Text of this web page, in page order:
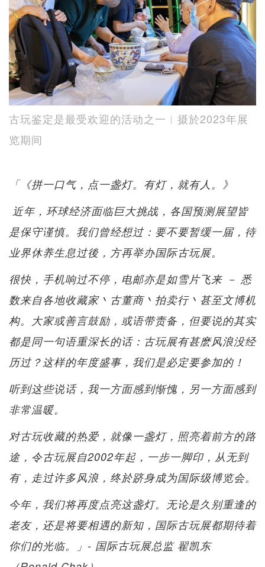
古玩鉴定是最受欢迎的活动之一︱摄於2023年展
览期间
「《拼一口气，点一盏灯。有灯，就有人。》
近年，环球经济面临巨大挑战，各国预测展望皆
是保守谨慎。我们曾经想过：要不要暂缓一届，待
业界休养生息过後，方再举办国际古玩展。
很快，手机响过不停，电邮亦是如雪片飞来 － 悉
数来自各地收藏家丶古董商丶拍卖行丶甚至文博机
构。大家或善言鼓励，或语带责备，但要说的其实
都是同一句语重深长的话：古玩展有甚麽风浪没经
历过？这样的年度盛事，我们是必定要参加的！
听到这些说话，我一方面感到惭愧，另一方面感到
非常温暖。
对古玩收藏的热爱，就像一盏灯，照亮着前方的路
途，令古玩展自2002年起，一步一脚印，从无到
有，走过许多风浪，终於跻身成为国际级博览会。
今年，我们将再度点亮这盏灯。无论是久别重逢的
老友，还是将要相遇的新知，国际古玩展都期待着
你们的光临。」- 国际古玩展总监 翟凯东